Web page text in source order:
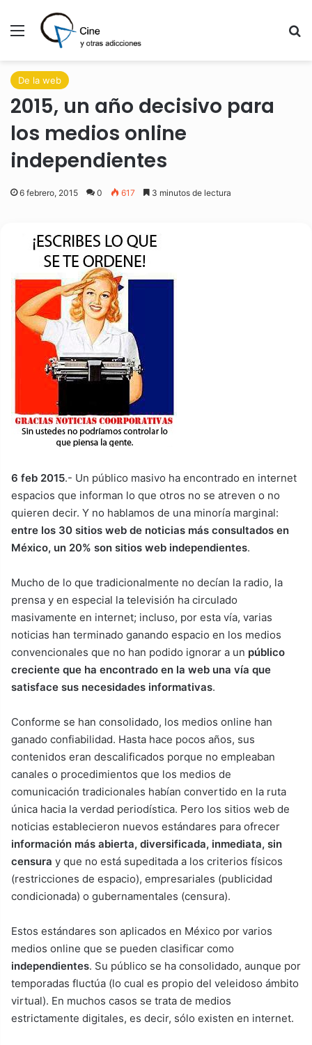
Menú
De la web
2015, un año decisivo para
los medios online
independientes
6 febrero, 2015 0 617 3 minutos de lectura
6 feb 2015.- Un público masivo ha encontrado en internet
espacios que informan lo que otros no se atreven o no
quieren decir. Y no hablamos de una minoría marginal:
entre los 30 sitios web de noticias más consultados en
México, un 20% son sitios web independientes.
Mucho de lo que tradicionalmente no decían la radio, la
prensa y en especial la televisión ha circulado
masivamente en internet; incluso, por esta vía, varias
noticias han terminado ganando espacio en los medios
convencionales que no han podido ignorar a un público
creciente que ha encontrado en la web una vía que
satisface sus necesidades informativas.
Conforme se han consolidado, los medios online han
ganado confiabilidad. Hasta hace pocos años, sus
contenidos eran descalificados porque no empleaban
canales o procedimientos que los medios de
comunicación tradicionales habían convertido en la ruta
única hacia la verdad periodística. Pero los sitios web de
noticias establecieron nuevos estándares para ofrecer
información más abierta, diversificada, inmediata, sin
censura y que no está supeditada a los criterios físicos
(restricciones de espacio), empresariales (publicidad
condicionada) o gubernamentales (censura).
Estos estándares son aplicados en México por varios
medios online que se pueden clasificar como
independientes. Su público se ha consolidado, aunque por
temporadas fluctúa (lo cual es propio del veleidoso ámbito
virtual). En muchos casos se trata de medios
estrictamente digitales, es decir, sólo existen en internet.